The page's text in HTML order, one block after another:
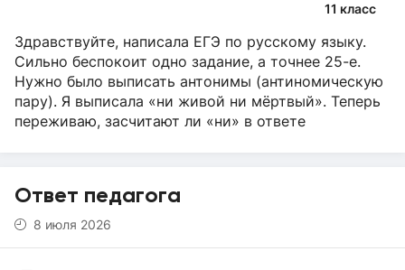
11 класс
Здравствуйте, написала ЕГЭ по русскому языку.
Сильно беспокоит одно задание, а точнее 25-е.
Нужно было выписать антонимы (антиномическую
пару). Я выписала «ни живой ни мёртвый». Теперь
переживаю, засчитают ли «ни» в ответе
Ответ педагога
8 июля 2026